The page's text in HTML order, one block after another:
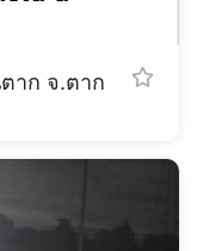
าก จ.ตาก